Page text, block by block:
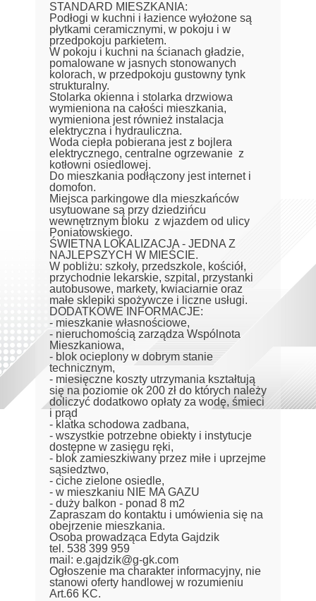
STANDARD MIESZKANIA:
Podłogi w kuchni i łazience wyłożone są
płytkami ceramicznymi, w pokoju i w
przedpokoju parkietem.
W pokoju i kuchni na ścianach gładzie,
pomalowane w jasnych stonowanych
kolorach, w przedpokoju gustowny tynk
strukturalny.
Stolarka okienna i stolarka drzwiowa
wymieniona na całości mieszkania,
wymieniona jest również instalacja
elektryczna i hydrauliczna.
Woda ciepła pobierana jest z bojlera
elektrycznego, centralne ogrzewanie z
kotłowni osiedlowej.
Do mieszkania podłączony jest internet i
domofon.
Miejsca parkingowe dla mieszkańców
usytuowane są przy dziedzińcu
wewnętrznym bloku z wjazdem od ulicy
Poniatowskiego.
ŚWIETNA LOKALIZACJA - JEDNA Z
NAJLEPSZYCH W MIEŚCIE.
W pobliżu: szkoły, przedszkole, kościół,
przychodnie lekarskie, szpital, przystanki
autobusowe, markety, kwiaciarnie oraz
małe sklepiki spożywcze i liczne usługi.
DODATKOWE INFORMACJE:
- mieszkanie własnościowe,
- nieruchomością zarządza Wspólnota
Mieszkaniowa,
- blok ocieplony w dobrym stanie
technicznym,
- miesięczne koszty utrzymania kształtują
się na poziomie ok 200 zł do których należy
doliczyć dodatkowo opłaty za wodę, śmieci
i prąd
- klatka schodowa zadbana,
- wszystkie potrzebne obiekty i instytucje
dostępne w zasięgu ręki,
- blok zamieszkiwany przez miłe i uprzejme
sąsiedztwo,
- ciche zielone osiedle,
- w mieszkaniu NIE MA GAZU
- duży balkon - ponad 8 m2
Zapraszam do kontaktu i umówienia się na
obejrzenie mieszkania.
Osoba prowadząca Edyta Gajdzik
tel. 538 399 959
mail: e.gajdzik@g-gk.com
Ogłoszenie ma charakter informacyjny, nie
stanowi oferty handlowej w rozumieniu
Art.66 KC.